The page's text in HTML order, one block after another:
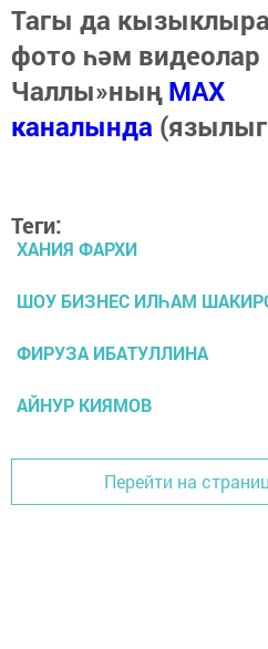
Тагы да
фото һәм
Чаллы»ныңMAX
каналында
Теги:
ХАНИЯ ФАРХИ
ШОУ БИЗНЕС ИЛҺАМ
ФИРУЗА ИБАТУЛЛИНА
АЙНУР КИЯМОВ
Перейти на